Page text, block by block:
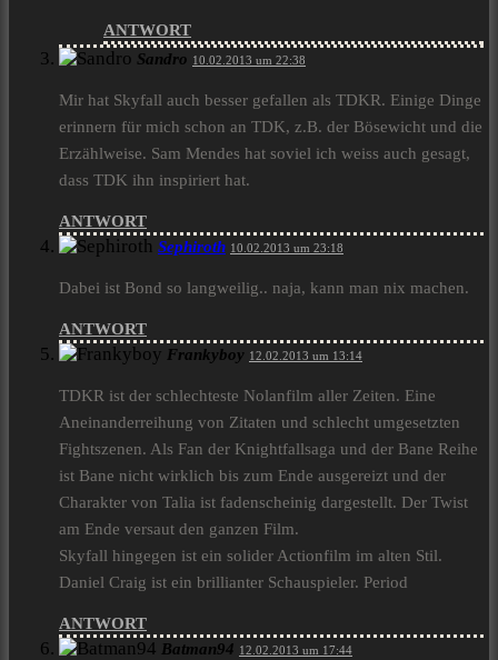
ANTWORT
Sandro 10.02.2013 um 22:38
Mir hat Skyfall auch besser gefallen als TDKR. Einige Dinge
erinnern für mich schon an TDK, z.B. der Bösewicht und die
Erzählweise. Sam Mendes hat soviel ich weiss auch gesagt,
dass TDK ihn inspiriert hat.
ANTWORT
Sephiroth 10.02.2013 um 23:18
Dabei ist Bond so langweilig.. naja, kann man nix machen.
ANTWORT
Frankyboy 12.02.2013 um 13:14
TDKR ist der schlechteste Nolanfilm aller Zeiten. Eine
Aneinanderreihung von Zitaten und schlecht umgesetzten
Fightszenen. Als Fan der Knightfallsaga und der Bane Reihe
ist Bane nicht wirklich bis zum Ende ausgereizt und der
Charakter von Talia ist fadenscheinig dargestellt. Der Twist
am Ende versaut den ganzen Film.
Skyfall hingegen ist ein solider Actionfilm im alten Stil.
Daniel Craig ist ein brillianter Schauspieler. Period
ANTWORT
Batman94 12.02.2013 um 17:44